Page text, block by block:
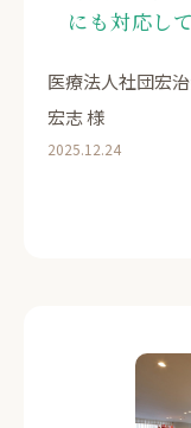
にも対応し
医療法人社団宏
宏志 様
2025.12.24